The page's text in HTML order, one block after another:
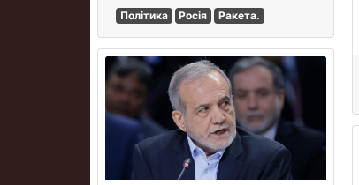
Політика Росія Ракета.